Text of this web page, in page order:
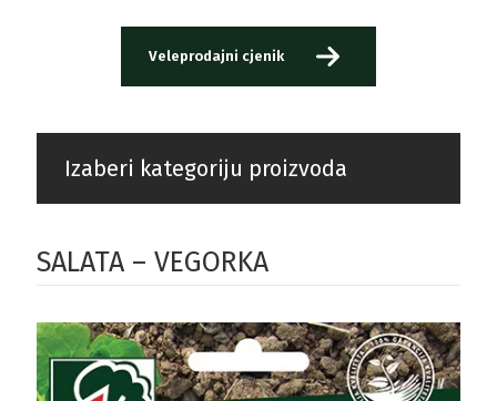
Veleprodajni cjenik
Izaberi kategoriju proizvoda
SALATA – VEGORKA